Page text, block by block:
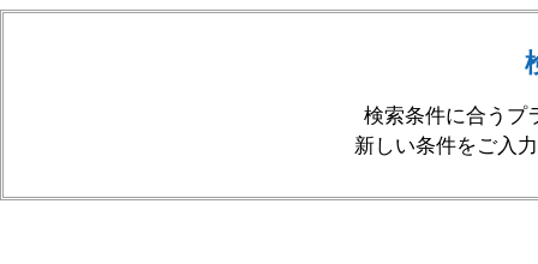
検索条件に合うプ
新しい条件をご入